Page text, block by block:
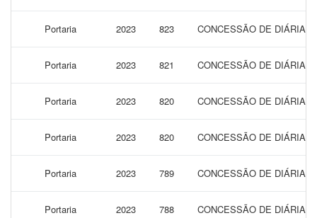
Portaria 2023 823 CONCESSÃO DE DIÁRIAS
Portaria 2023 821 CONCESSÃO DE DIÁRIAS
Portaria 2023 820 CONCESSÃO DE DIÁRIAS
Portaria 2023 820 CONCESSÃO DE DIÁRIAS
Portaria 2023 789 CONCESSÃO DE DIÁRIAS
Portaria 2023 788 CONCESSÃO DE DIÁRIAS